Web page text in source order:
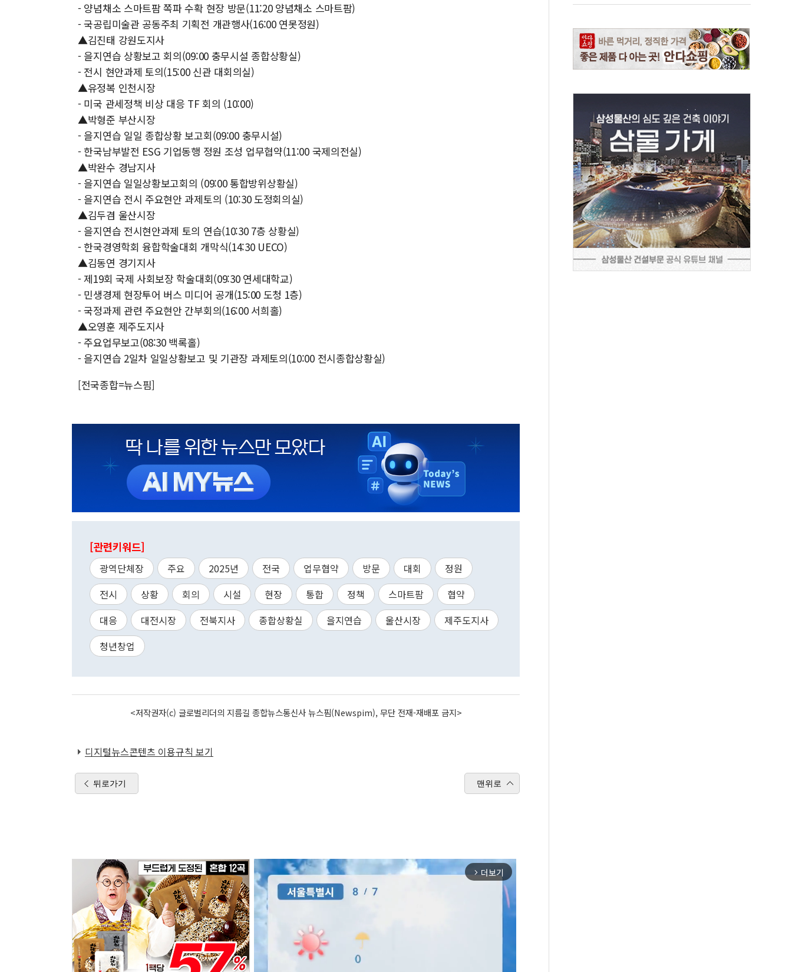
- 양념채소 스마트팜 쪽파 수확 현장 방문(11:20 양념채소 스마트팜)
- 국공립미술관 공동주최 기획전 개관행사(16:00 연못정원)
▲김진태 강원도지사
- 을지연습 상황보고 회의(09:00 충무시설 종합상황실)
- 전시 현안과제 토의(15:00 신관 대회의실)
▲유정복 인천시장
- 미국 관세정책 비상 대응 TF 회의 (10:00)
▲박형준 부산시장
- 을지연습 일일 종합상황 보고회(09:00 충무시설)
- 한국남부발전 ESG 기업동행 정원 조성 업무협약(11:00 국제의전실)
▲박완수 경남지사
- 을지연습 일일상황보고회의 (09:00 통합방위상황실)
- 을지연습 전시 주요현안 과제토의 (10:30 도정회의실)
▲김두겸 울산시장
- 을지연습 전시현안과제 토의 연습(10:30 7층 상황실)
- 한국경영학회 융합학술대회 개막식(14:30 UECO)
▲김동연 경기지사
- 제19회 국제 사회보장 학술대회(09:30 연세대학교)
- 민생경제 현장투어 버스 미디어 공개(15:00 도청 1층)
- 국정과제 관련 주요현안 간부회의(16:00 서희홀)
▲오영훈 제주도지사
- 주요업무보고(08:30 백록홀)
- 을지연습 2일차 일일상황보고 및 기관장 과제토의(10:00 전시종합상황실)
[전국종합=뉴스핌]
[관련키워드]
광역단체장 주요 2025년 전국 업무협약 방문 대회
정원
전시
상황 회의 시설 현장 통합 정책 스마트팜
협약
대응
대전시장 전북지사 종합상황실 을지연습 울산시장
제주도지사
청년창업
<저작권자(c) 글로벌리더의 지름길 종합뉴스통신사 뉴스핌(Newspim), 무단 전재-재배포 금지>
디지털뉴스콘텐츠 이용규칙 보기
뒤로가기 맨위로
arrow_forward_ios 더보기